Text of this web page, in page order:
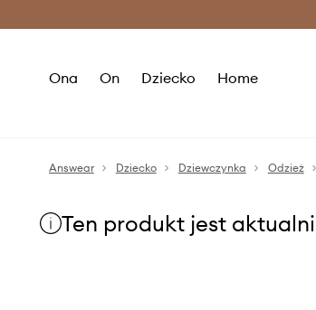
Ona On Dziecko Home
Answear Dziecko Dziewczynka Odzież
Ten produkt jest